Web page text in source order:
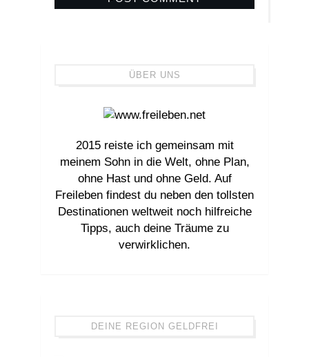
ÜBER UNS
2015 reiste ich gemeinsam mit
meinem Sohn in die Welt, ohne Plan,
ohne Hast und ohne Geld. Auf
Freileben findest du neben den tollsten
Destinationen weltweit noch hilfreiche
Tipps, auch deine Träume zu
verwirklichen.
DEINE REGION GELDFREI